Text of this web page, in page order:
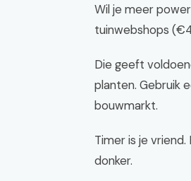
Wil je meer
tuinwebshops
Die geeft
planten. Gebruik
bouwmarkt.
Timer is je
donker.